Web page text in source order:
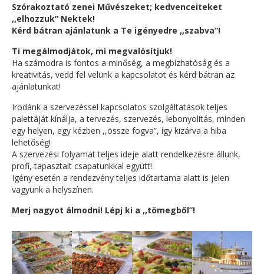
Szórakoztató zenei Művészeket; kedvenceiteket
,,elhozzuk” Nektek!
Kérd bátran ajánlatunk a Te igényedre ,,szabva”!
Ti megálmodjátok, mi megvalósítjuk!
Ha számodra is fontos a minőség, a megbízhatóság és a
kreativitás, vedd fel velünk a kapcsolatot és kérd bátran az
ajánlatunkat!
Irodánk a szervezéssel kapcsolatos szolgáltatások teljes
palettáját kínálja, a tervezés, szervezés, lebonyolítás, minden
egy helyen, egy kézben ,,össze fogva”, így kizárva a hiba
lehetőség!
A szervezési folyamat teljes ideje alatt rendelkezésre állunk,
profi, tapasztalt csapatunkkal együtt!
Igény esetén a rendezvény teljes időtartama alatt is jelen
vagyunk a helyszínen.
Merj nagyot álmodni! Lépj ki a ,,tömegből”!